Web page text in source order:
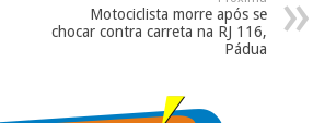
Motociclista morre após se
chocar contra carreta na RJ 116,
Pádua